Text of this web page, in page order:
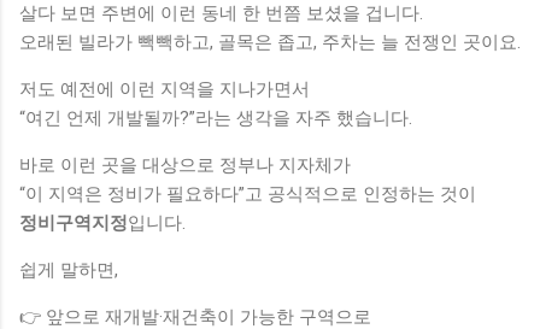
살다 보면 주변에 이런 동네 한 번쯤 보셨을 겁니다.
오래된 빌라가 빽빽하고, 골목은 좁고, 주차는 늘 전쟁인 곳이요.
저도 예전에 이런 지역을 지나가면서
“여긴 언제 개발될까?”라는 생각을 자주 했습니다.
바로 이런 곳을 대상으로 정부나 지자체가
“이 지역은 정비가 필요하다”고 공식적으로 인정하는 것이
정비구역지정입니다.
쉽게 말하면,
👉 앞으로 재개발·재건축이 가능한 구역으로